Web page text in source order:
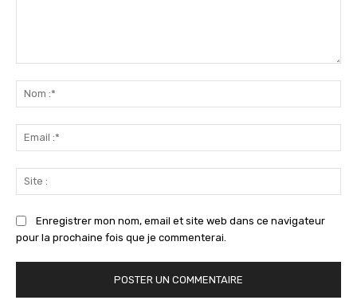
:*
:*
:
Enregistrer mon nom, email et site web dans ce navigateur
pour la prochaine fois que je commenterai.